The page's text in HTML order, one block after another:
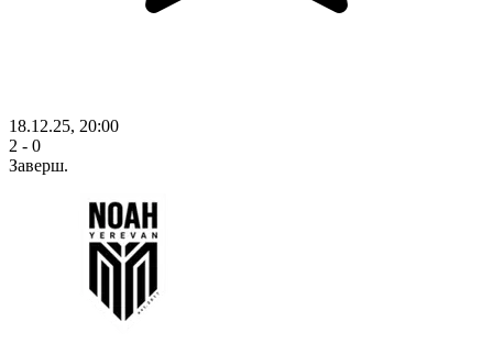
18.12.25, 20:00
2 - 0
Заверш.